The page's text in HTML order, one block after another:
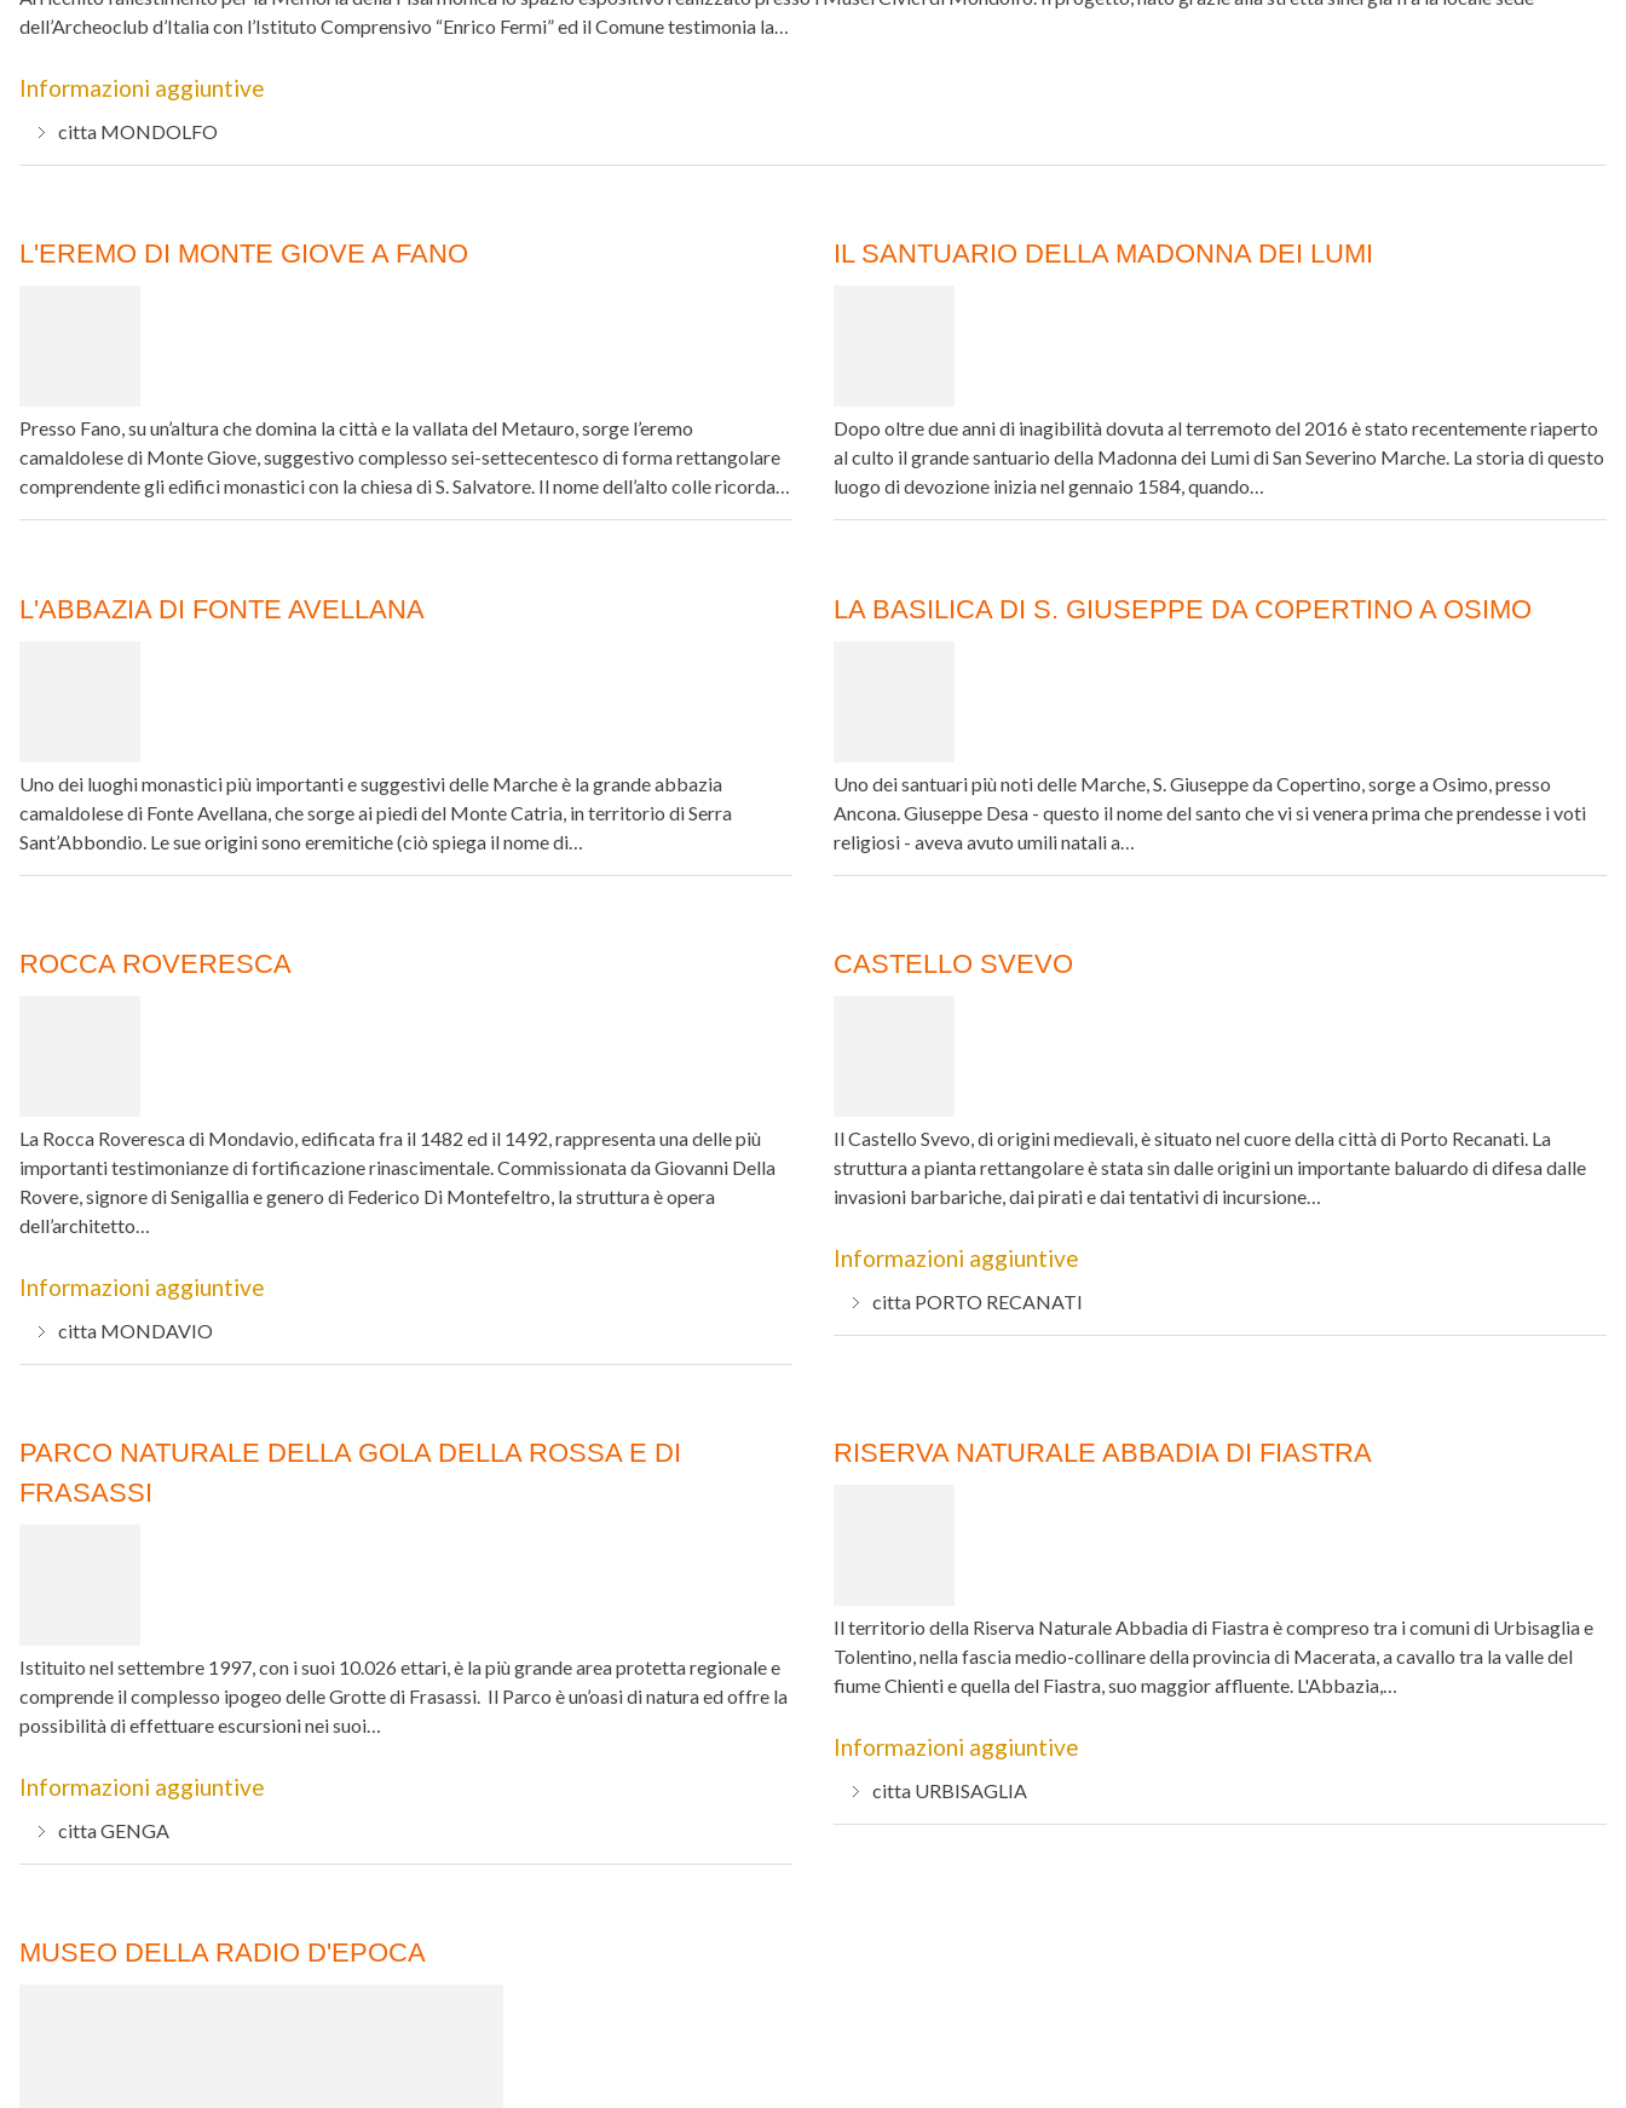
dell’Archeoclub d’Italia con l’Istituto Comprensivo “Enrico Fermi” ed il Comune testimonia la…
Informazioni aggiuntive
citta MONDOLFO
L'EREMO DI MONTE GIOVE A FANO
Presso Fano, su un’altura che domina la città e la vallata del Metauro, sorge l’eremo
camaldolese di Monte Giove, suggestivo complesso sei-settecentesco di forma rettangolare
comprendente gli edifici monastici con la chiesa di S. Salvatore. Il nome dell’alto colle ricorda…
IL SANTUARIO DELLA MADONNA DEI LUMI
Dopo oltre due anni di inagibilità dovuta al terremoto del 2016 è stato recentemente riaperto
al culto il grande santuario della Madonna dei Lumi di San Severino Marche. La storia di questo
luogo di devozione inizia nel gennaio 1584, quando…
L'ABBAZIA DI FONTE AVELLANA
Uno dei luoghi monastici più importanti e suggestivi delle Marche è la grande abbazia
camaldolese di Fonte Avellana, che sorge ai piedi del Monte Catria, in territorio di Serra
Sant’Abbondio. Le sue origini sono eremitiche (ciò spiega il nome di…
LA BASILICA DI S. GIUSEPPE DA COPERTINO A OSIMO
Uno dei santuari più noti delle Marche, S. Giuseppe da Copertino, sorge a Osimo, presso
Ancona. Giuseppe Desa - questo il nome del santo che vi si venera prima che prendesse i voti
religiosi - aveva avuto umili natali a…
ROCCA ROVERESCA
La Rocca Roveresca di Mondavio, edificata fra il 1482 ed il 1492, rappresenta una delle più
importanti testimonianze di fortificazione rinascimentale. Commissionata da Giovanni Della
Rovere, signore di Senigallia e genero di Federico Di Montefeltro, la struttura è opera
dell’architetto…
Informazioni aggiuntive
citta MONDAVIO
CASTELLO SVEVO
Il Castello Svevo, di origini medievali, è situato nel cuore della città di Porto Recanati. La
struttura a pianta rettangolare è stata sin dalle origini un importante baluardo di difesa dalle
invasioni barbariche, dai pirati e dai tentativi di incursione…
Informazioni aggiuntive
citta PORTO RECANATI
PARCO NATURALE DELLA GOLA DELLA ROSSA E DI
FRASASSI
Istituito nel settembre 1997, con i suoi 10.026 ettari, è la più grande area protetta regionale e
comprende il complesso ipogeo delle Grotte di Frasassi. Il Parco è un’oasi di natura ed offre la
possibilità di effettuare escursioni nei suoi…
Informazioni aggiuntive
cittaGENGA
RISERVA NATURALE ABBADIA DI FIASTRA
Il territorio della Riserva Naturale Abbadia di Fiastra è compreso tra i comuni di Urbisaglia e
Tolentino, nella fascia medio-collinare della provincia di Macerata, a cavallo tra la valle del
fiume Chienti e quella del Fiastra, suo maggior affluente. L'Abbazia,…
Informazioni aggiuntive
citta URBISAGLIA
MUSEO DELLA RADIO D'EPOCA